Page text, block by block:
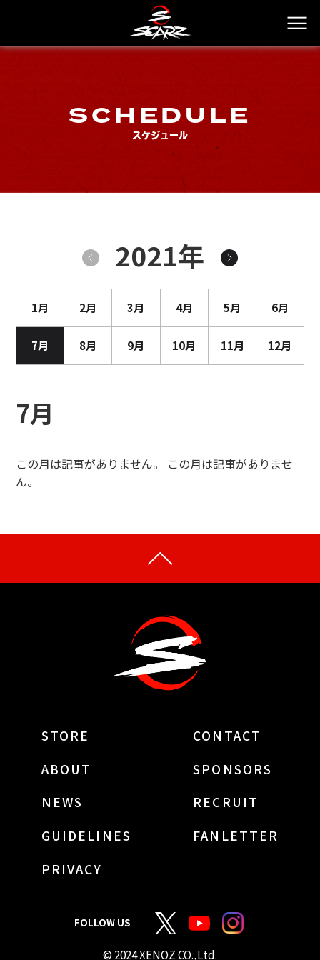
SCHEDULE
スケジュール
2021年
1月 2月 3月 4月 5月 6月
7月 8月 9月 10月 11月 12月
7月
この月は記事がありません。 この月は記事がありませ
ん。
STORE
CONTACT
ABOUT
SPONSORS
NEWS
RECRUIT
GUIDELINES
FANLETTER
PRIVACY
© 2024 XENOZ CO.,Ltd.
FOLLOW US